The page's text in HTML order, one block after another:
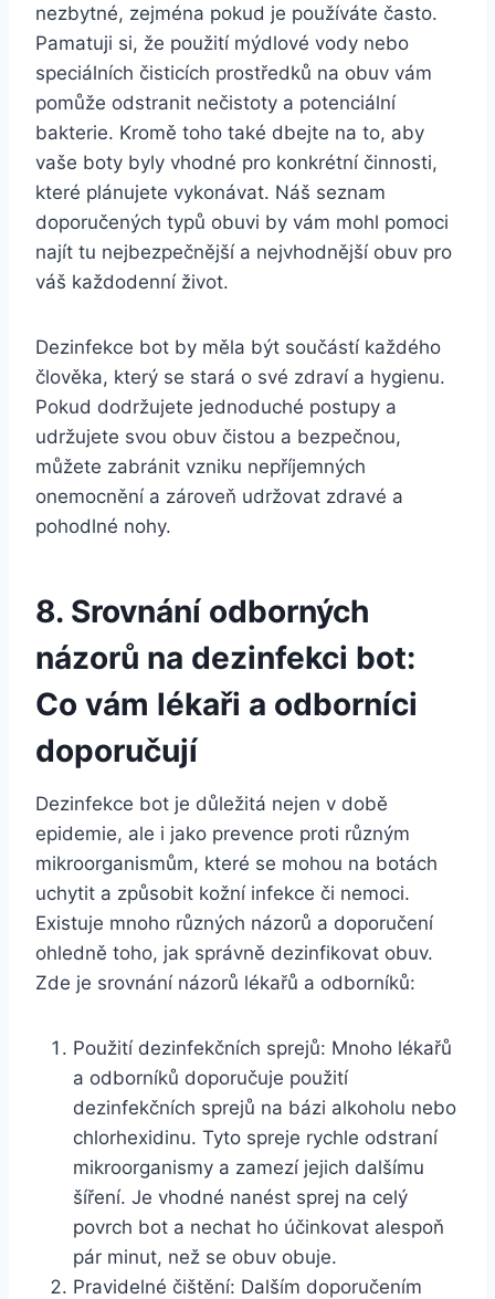
nezbytné, zejména pokud je používáte často.
Pamatuji si, že ‍použití mýdlové vody nebo ​
speciálních ⁣čisticích prostředků na obuv vám
pomůže odstranit ⁢nečistoty a potenciální
bakterie.⁢ Kromě toho také dbejte na to, aby
vaše boty byly vhodné pro konkrétní činnosti,
které plánujete ⁣vykonávat. Náš seznam
doporučených‌ typů obuvi by ‌vám mohl pomoci
najít ‍tu nejbezpečnější a ⁣nejvhodnější obuv pro
váš každodenní život.
Dezinfekce bot by měla být​ součástí každého
člověka, který se stará o své zdraví a hygienu.
Pokud dodržujete jednoduché postupy a​
udržujete svou ⁢obuv čistou a bezpečnou,
můžete zabránit vzniku ⁣nepříjemných
onemocnění a​ zároveň udržovat zdravé a
pohodlné‍ nohy.
8. Srovnání odborných
názorů na dezinfekci bot:‌
Co vám lékaři a odborníci
doporučují
Dezinfekce bot je důležitá ⁣nejen ‍v⁢ době
epidemie,‌ ale i jako prevence proti různým
mikroorganismům, které se mohou na botách
uchytit a způsobit kožní infekce či ⁣nemoci.⁢
Existuje‌ mnoho různých‍ názorů ‌a doporučení
ohledně⁤ toho, jak správně dezinfikovat obuv.‌
Zde je ⁤srovnání názorů lékařů a odborníků:
Použití dezinfekčních sprejů: Mnoho lékařů
a odborníků ⁣doporučuje ​použití⁣
dezinfekčních⁢ sprejů na bázi alkoholu nebo​
chlorhexidinu. Tyto spreje rychle odstraní
‌mikroorganismy a‍ zamezí jejich dalšímu
šíření. Je vhodné nanést sprej na ⁣celý
povrch bot‌ a nechat ho účinkovat alespoň
pár minut, než se obuv obuje.
Pravidelné čištění: Dalším doporučením